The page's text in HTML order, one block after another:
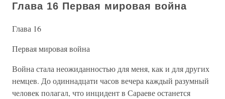
Глава 16 Первая мировая война
Глава 16
Первая мировая война
Война стала неожиданностью для меня, как и для других
немцев. До одиннадцати часов вечера каждый разумный
человек полагал, что инцидент в Сараеве останется